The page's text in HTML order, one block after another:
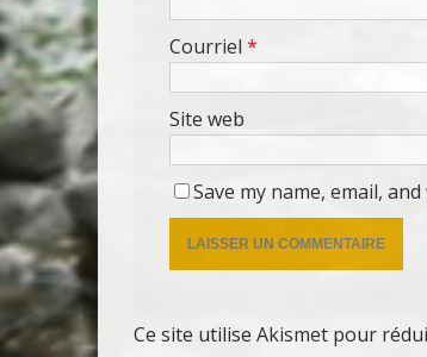
Courriel *
Site web
Save my name, email,
Ce site utilise Akismet pour